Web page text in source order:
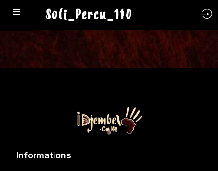
Soli_Percu_110
Informations